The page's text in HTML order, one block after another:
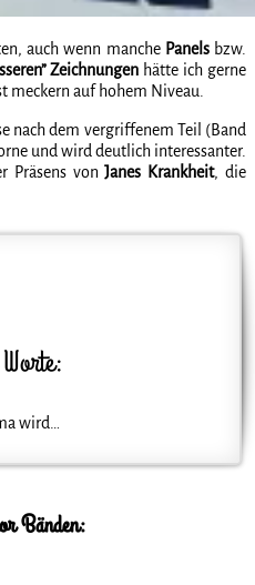
auch wenn manche Panelsbzw.
Zeichnungen hätte ich gerne
meckern auf hohem Niveau.
nach dem vergriffenem Teil (Band
und wird deutlich interessanter.
Präsens vonJanes Krankheit, die
wird…
Bänden: